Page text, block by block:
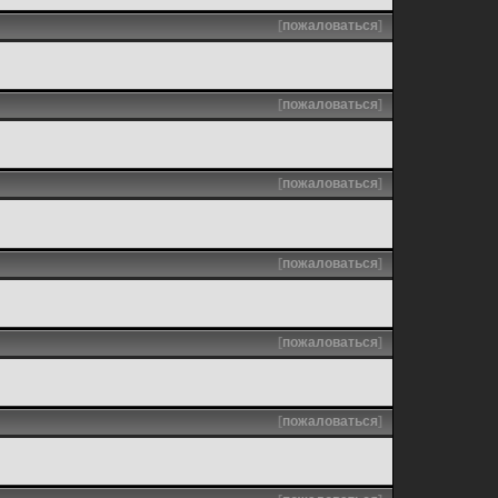
[пожаловаться]
[пожаловаться]
[пожаловаться]
[пожаловаться]
[пожаловаться]
[пожаловаться]